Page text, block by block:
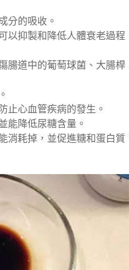
分的吸收。
以抑製和降低人體衰老過程
腸道中的葡萄球菌、大腸桿
止心血管疾病的發生。
能降低尿糖含量。
消耗掉，並促進糖和蛋白質